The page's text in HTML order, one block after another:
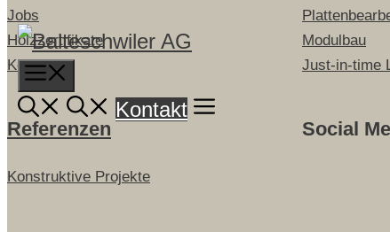
Kontakt
Jobs
Holzzertifikate
Kontakt
Modulbau
Just-in-time
Referenzen
Konstruktive Projekte
Social